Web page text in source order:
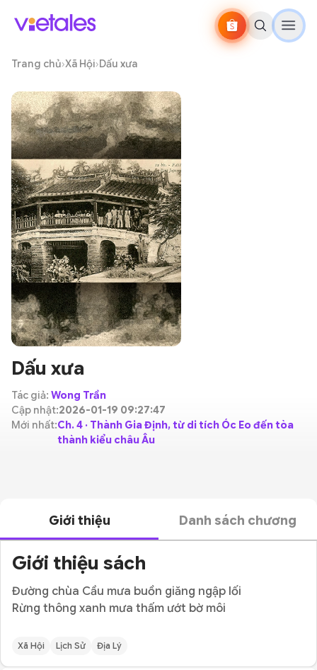
Trang chủ›Xã Hội›Dấu xưa
Dấu xưa
Tác giả: Wong Trần
Cập nhật:2026-01-19 09:27:47
Mới nhất:Ch. 4 · Thành Gia Định, từ di tích Óc Eo đến tòa
thành kiểu châu Âu
Giới thiệu Danh sách chương
Giới thiệu sách
Đường chùa Cầu mưa buồn giăng ngập lối
Rừng thông xanh mưa thấm ướt bờ môi
Xã Hội Lịch Sử Địa Lý